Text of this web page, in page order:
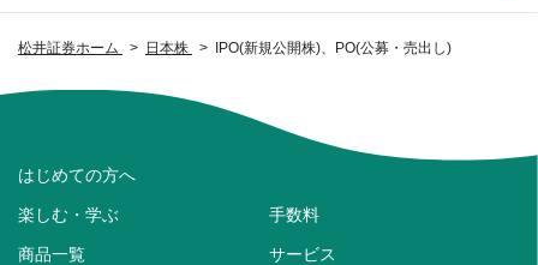
松井証券ホーム 日本株 IPO(新規公開株)、PO(公募・売出し)
はじめての方へ
楽しむ・学ぶ 手数料
商品一覧 サービス